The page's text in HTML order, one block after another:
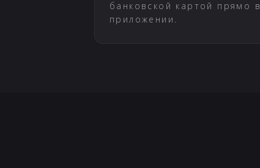
банковской картой прямо в
приложении.